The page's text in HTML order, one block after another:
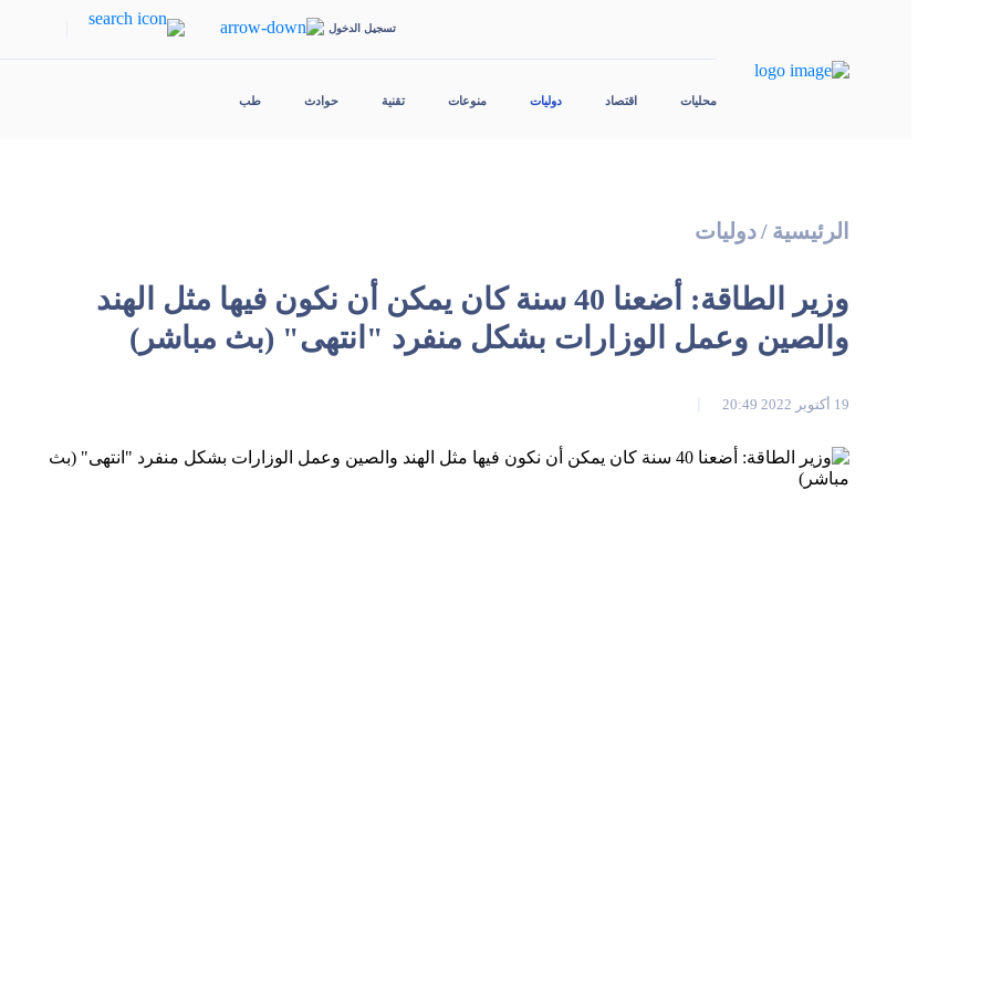
تسجيل الدخول
محليات اقتصاد دوليات منوعات تقنية حوادث طب
الرئيسية /دوليات
وزير الطاقة: أضعنا 40 سنة كان يمكن أن نكون فيها مثل الهند
والصين وعمل الوزارات بشكل منفرد "انتهى" (بث مباشر)
19 أكتوبر 2022 20:49